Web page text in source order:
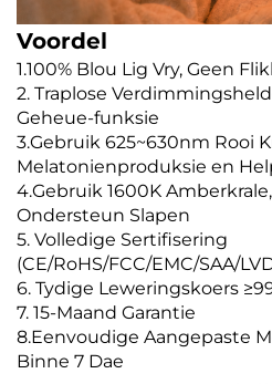
Voordel
1.100% Blou Lig Vry, Geen
2. Traplose
Geheue-funksie
3.Gebruik 625~630nm Rooi
Melatonienproduksie en
4.Gebruik 1600K
Ondersteun Slapen
5. Volledige Sertifisering
(CE/RoHS/FCC/EMC/SAA/
6. Tydige Leweringskoers
7. 15-Maand Garantie
8.Eenvoudige Aangepaste
Binne 7 Dae